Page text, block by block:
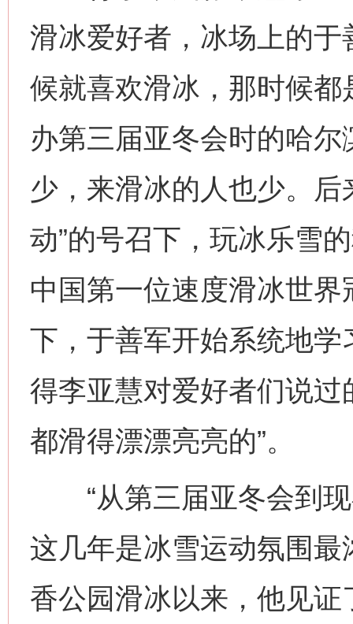
滑冰爱好者，冰场上的于
候就喜欢滑冰，那时候都
办第三届亚冬会时的哈
少，来滑冰的人也少。
动”的号召下，玩冰乐雪
中国第一位速度滑冰世
下，于善军开始系统地
得李亚慧对爱好者们说
都滑得漂漂亮亮的”。
“从第三届亚冬会到现
这几年是冰雪运动氛围
香公园滑冰以来，他见
网上购药对药下症？